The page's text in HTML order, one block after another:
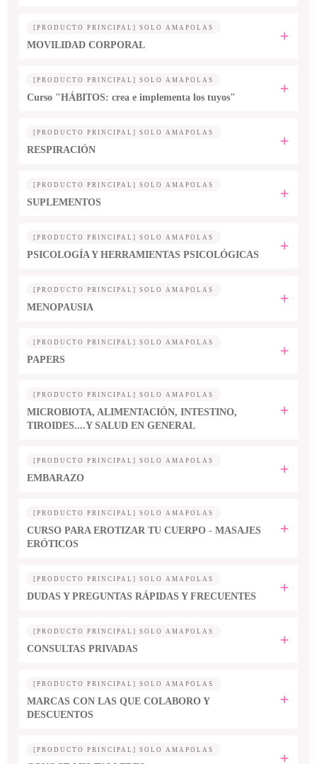
[PRODUCTO PRINCIPAL] SOLO AMAPOLAS
MOVILIDAD CORPORAL
[PRODUCTO PRINCIPAL] SOLO AMAPOLAS
Curso "HÁBITOS: crea e implementa los tuyos"
[PRODUCTO PRINCIPAL] SOLO AMAPOLAS
RESPIRACIÓN
[PRODUCTO PRINCIPAL] SOLO AMAPOLAS
SUPLEMENTOS
[PRODUCTO PRINCIPAL] SOLO AMAPOLAS
PSICOLOGÍA Y HERRAMIENTAS PSICOLÓGICAS
[PRODUCTO PRINCIPAL] SOLO AMAPOLAS
MENOPAUSIA
[PRODUCTO PRINCIPAL] SOLO AMAPOLAS
PAPERS
[PRODUCTO PRINCIPAL] SOLO AMAPOLAS
MICROBIOTA, ALIMENTACIÓN, INTESTINO,
TIROIDES....Y SALUD EN GENERAL
[PRODUCTO PRINCIPAL] SOLO AMAPOLAS
EMBARAZO
[PRODUCTO PRINCIPAL] SOLO AMAPOLAS
CURSO PARA EROTIZAR TU CUERPO - MASAJES
ERÓTICOS
[PRODUCTO PRINCIPAL] SOLO AMAPOLAS
DUDAS Y PREGUNTAS RÁPIDAS Y FRECUENTES
[PRODUCTO PRINCIPAL] SOLO AMAPOLAS
CONSULTAS PRIVADAS
[PRODUCTO PRINCIPAL] SOLO AMAPOLAS
MARCAS CON LAS QUE COLABORO Y
DESCUENTOS
[PRODUCTO PRINCIPAL] SOLO AMAPOLAS